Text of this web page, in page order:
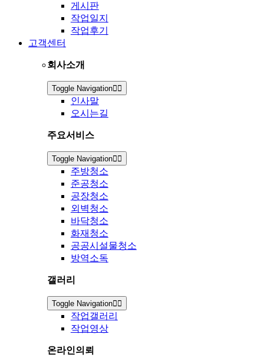
게시판
작업일지
작업후기
고객센터
회사소개
Toggle Navigation
인사말
오시는길
주요서비스
Toggle Navigation
주방청소
준공청소
공장청소
외벽청소
바닥청소
화재청소
공공시설물청소
방역소독
갤러리
Toggle Navigation
작업갤러리
작업영상
온라인의뢰